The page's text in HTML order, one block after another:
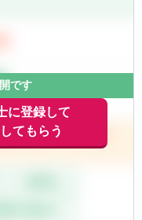
です
に登録して
てもらう